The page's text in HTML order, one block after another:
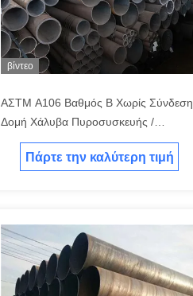
βίντεο
ΑΣTM Α106 Βαθμός Β Χωρίς Σύνδεση
Δομή Χάλυβα Πυροσυσκευής /
Πυροσυσκευών Χάλυβα Χάλυβα
Χάλυβα Χάλυβα
Πάρτε την καλύτερη τιμή